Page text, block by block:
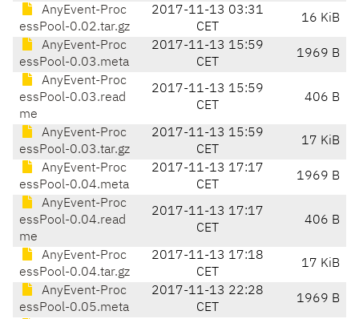
AnyEvent-Proc
essPool-0.02.tar.gz
2017-11-13 03:31
CET
16 KiB
AnyEvent-Proc
essPool-0.03.meta
2017-11-13 15:59
CET
1969 B
AnyEvent-Proc
essPool-0.03.read
me
2017-11-13 15:59
CET
406 B
AnyEvent-Proc
essPool-0.03.tar.gz
2017-11-13 15:59
CET
17 KiB
AnyEvent-Proc
essPool-0.04.meta
2017-11-13 17:17
CET
1969 B
AnyEvent-Proc
essPool-0.04.read
me
2017-11-13 17:17
CET
406 B
AnyEvent-Proc
essPool-0.04.tar.gz
2017-11-13 17:18
CET
17 KiB
AnyEvent-Proc
essPool-0.05.meta
2017-11-13 22:28
CET
1969 B